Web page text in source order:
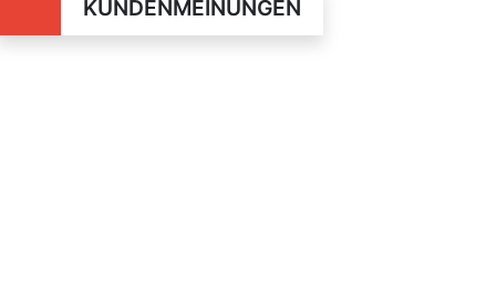
KUNDENMEINUNGEN